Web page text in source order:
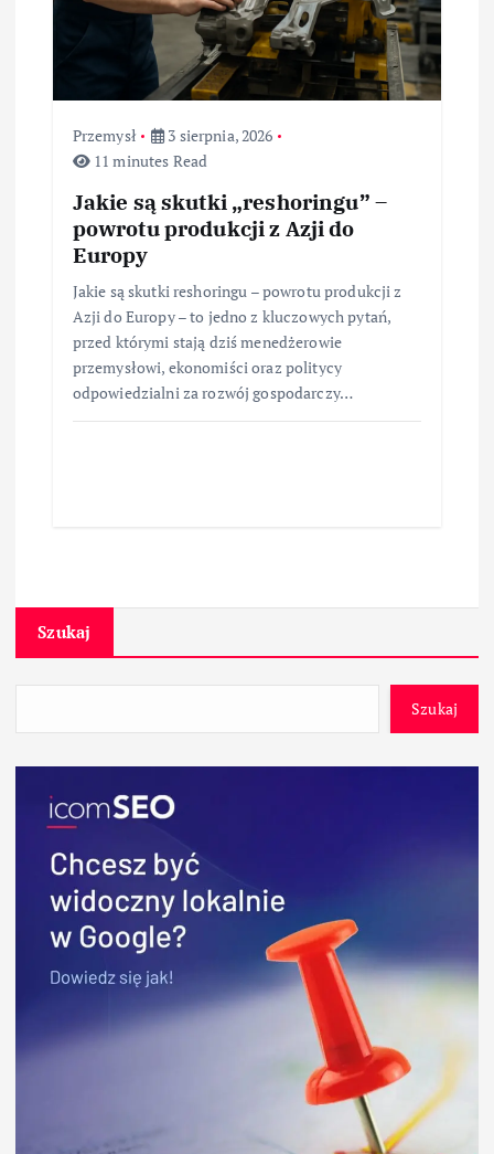
Przemysł
3 sierpnia, 2026
11 minutes Read
Jakie są skutki „reshoringu” –
powrotu produkcji z Azji do
Europy
Jakie są skutki reshoringu – powrotu produkcji z
Azji do Europy – to jedno z kluczowych pytań,
przed którymi stają dziś menedżerowie
przemysłowi, ekonomiści oraz politycy
odpowiedzialni za rozwój gospodarczy…
Szukaj
Szukaj